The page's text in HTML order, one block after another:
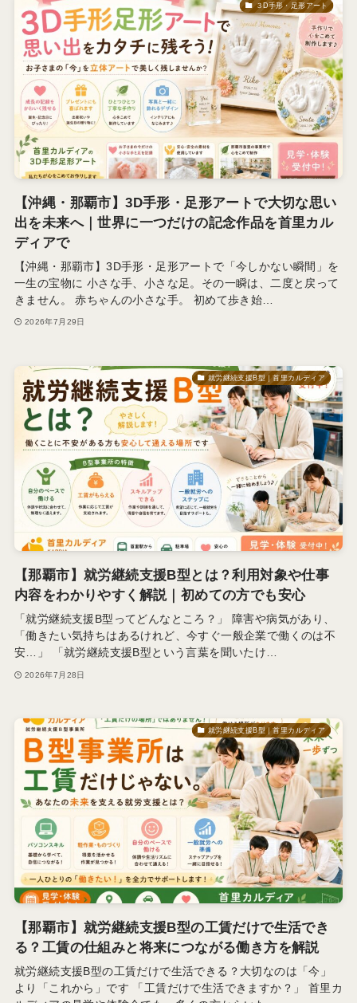
３D手形・足形アート
【沖縄・那覇市】3D手形・足形アートで大切な思い
出を未来へ｜世界に一つだけの記念作品を首里カル
ディアで
【沖縄・那覇市】3D手形・足形アートで「今しかない瞬間」を
一生の宝物に 小さな手、小さな足。その一瞬は、二度と戻って
きません。 赤ちゃんの小さな手。 初めて歩き始…
2026年7月29日
就労継続支援B型｜首里カルディア
【那覇市】就労継続支援B型とは？利用対象や仕事
内容をわかりやすく解説｜初めての方でも安心
「就労継続支援B型ってどんなところ？」 障害や病気があり、
「働きたい気持ちはあるけれど、今すぐ一般企業で働くのは不
安…」 「就労継続支援B型という言葉を聞いたけ…
2026年7月28日
就労継続支援B型｜首里カルディア
【那覇市】就労継続支援B型の工賃だけで生活でき
る？工賃の仕組みと将来につながる働き方を解説
就労継続支援B型の工賃だけで生活できる？大切なのは「今」
より「これから」です 「工賃だけで生活できますか？」 首里カ